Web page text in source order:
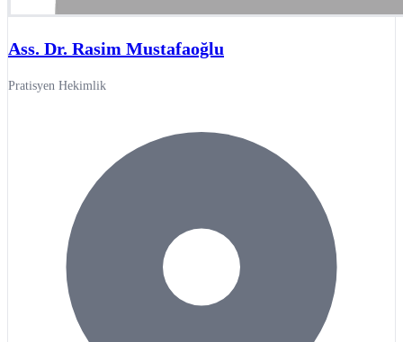
Ass. Dr. Rasim Mustafaoğlu
Pratisyen Hekimlik